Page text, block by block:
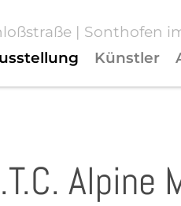
| Sonthofen
Künstler
Alpine